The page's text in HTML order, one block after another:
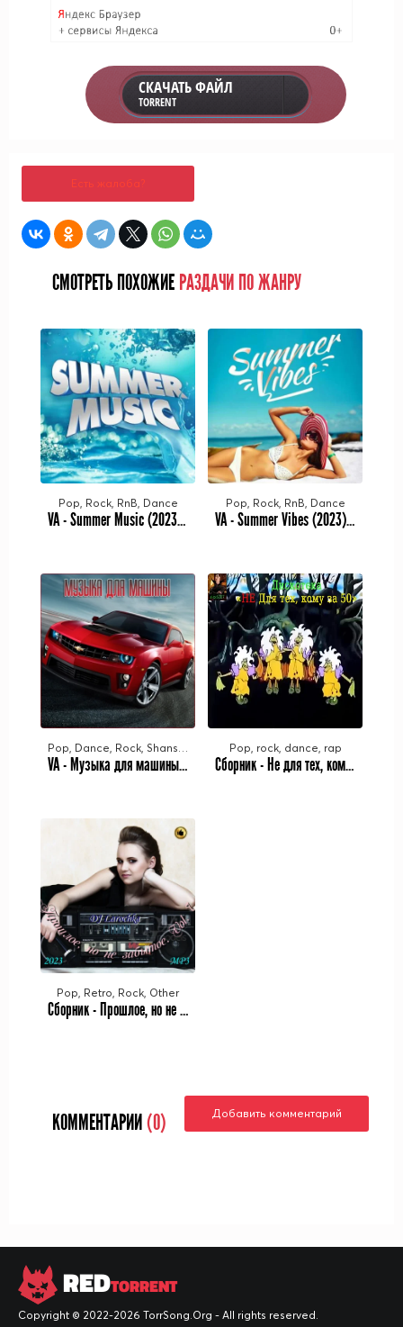
СКАЧАТЬ ФАЙЛ
TORRENT
Есть жалоба?
СМОТРЕТЬ ПОХОЖИЕ РАЗДАЧИ ПО ЖАНРУ
Pop, Rock, RnB, Dance
VA - Summer Music (2023) MP3
Pop, Rock, RnB, Dance
VA - Summer Vibes (2023) MP3
VA - Музыка для машины Vol.19 (2023) MP3
Pop, rock, dance, rap
Сборник - Не для тех, кому за 50 [18] (2023) MP3
Pop, Retro, Rock, Other
Сборник - Прошлое, но не забытое. Vol. 7 (2023) МР3
КОММЕНТАРИИ (0) Добавить комментарий
REDTORRENT
Copyright © 2022-2026 TorrSong.Org - All rights reserved.